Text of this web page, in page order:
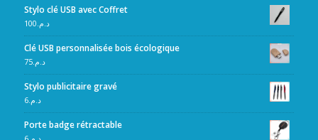
Stylo clé USB avec Coffret
د.م.100
Clé USB personnalisée bois écologique
د.م.75
Stylo publicitaire gravé
د.م.6
Porte badge rétractable